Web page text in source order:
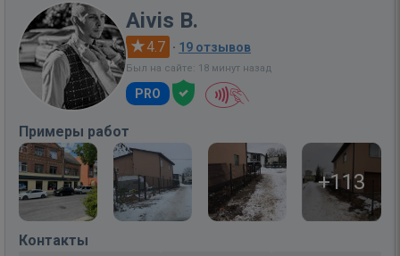
Aivis B.
4.7 · 19 отзывов
Был на сайте: 18 минут назад
PRO
Примеры работ
+113
Контакты